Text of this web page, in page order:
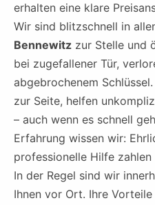
erhalten eine klare
Wir sind blitzschnell in
Bennewitz zur Stelle und
bei zugefallener Tür,
abgebrochenem
zur Seite, helfen
– auch wenn es schnell
Erfahrung wissen wir:
professionelle Hilfe zahlen
In der Regel sind wir
Ihnen vor Ort. Ihre